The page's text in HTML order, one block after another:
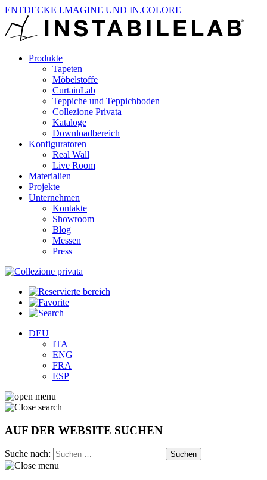
ENTDECKE I.MAGINE UND IN.COLORE
Produkte
Tapeten
Möbelstoffe
CurtainLab
Teppiche und Teppichboden
Collezione Privata
Kataloge
Downloadbereich
Konfiguratoren
Real Wall
Live Room
Materialien
Projekte
Unternehmen
Kontakte
Showroom
Blog
Messen
Press
DEU
ITA
ENG
FRA
ESP
AUF DER WEBSITE SUCHEN
Suche nach: